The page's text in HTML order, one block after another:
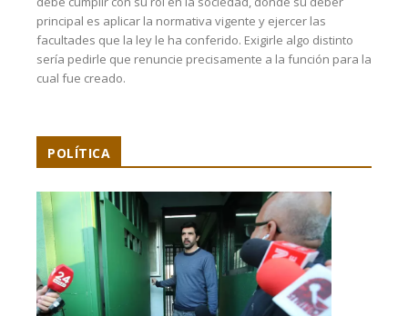
principal es aplicar la normativa vigente y ejercer las
facultades que la ley le ha conferido. Exigirle algo distinto
sería pedirle que renuncie precisamente a la función para la
cual fue creado.
POLÍTICA